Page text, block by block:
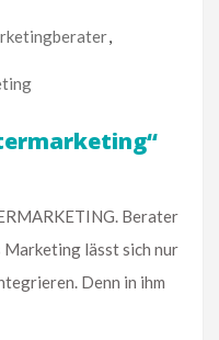
,
Berater
Marketing lässt sich nur
Denn in ihm